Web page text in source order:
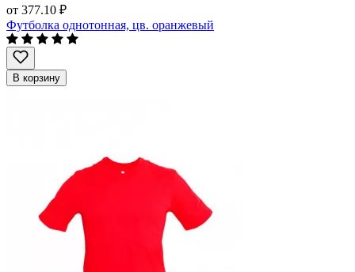
от 377.10 ₽
Футболка однотонная, цв. оранжевый
В корзину